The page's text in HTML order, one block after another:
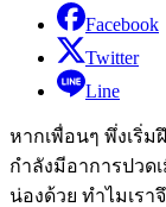
Facebook
Twitter
Line
หากเพื่อนๆ พึ่งเริ่
กำลังมีอาการปวด
น่องด้วย ทำไมเรา